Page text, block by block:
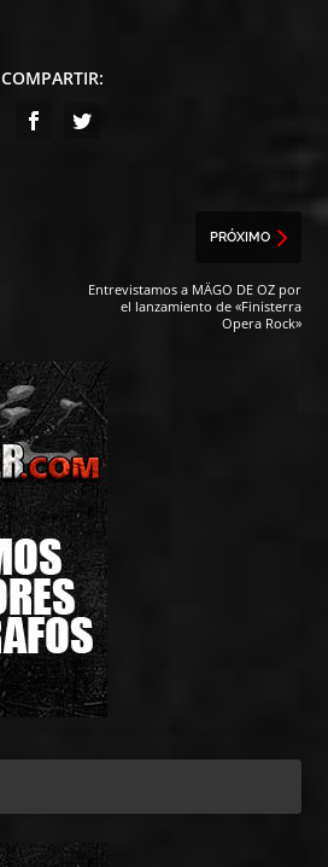
COMPARTIR:
PRÓXIMO
Entrevistamos a MÄGO DE OZ por
el lanzamiento de «Finisterra
Opera Rock»